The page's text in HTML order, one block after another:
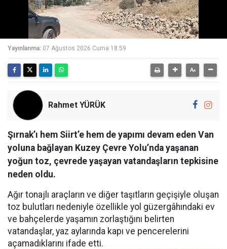
Yayınlanma: 07 Ağustos 2026 Cuma 18:59
Rahmet YÜRÜK
Şırnak’ı hem Siirt’e hem de yapımı devam eden Van
yoluna bağlayan Kuzey Çevre Yolu’nda yaşanan
yoğun toz, çevrede yaşayan vatandaşların tepkisine
neden oldu.
Ağır tonajlı araçların ve diğer taşıtların geçişiyle oluşan
toz bulutları nedeniyle özellikle yol güzergâhındaki ev
ve bahçelerde yaşamın zorlaştığını belirten
vatandaşlar, yaz aylarında kapı ve pencerelerini
açamadıklarını ifade etti.